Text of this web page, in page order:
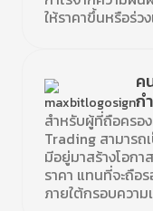
ให้ราคาขึ้นหรือร่ว
ค
ก
สำหรับผู้ที่ถือครอ
Trading สามารถ
มีอยู่มาสร้างโอกา
ราคา แทนที่จะถือ
ภายใต้กรอบควา